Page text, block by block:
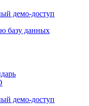
базу данных